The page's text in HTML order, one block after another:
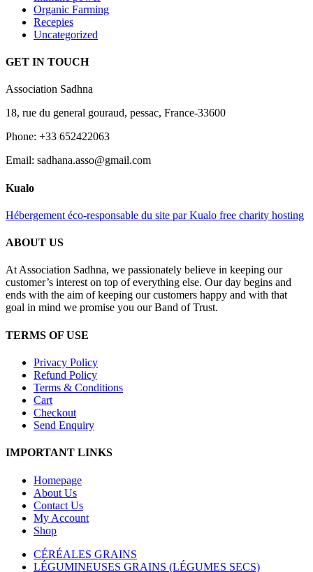
Organic Farming
Recepies
Uncategorized
GET IN TOUCH
Association Sadhna
18, rue du general gouraud, pessac, France-33600
Phone: +33 652422063
Email: sadhana.asso@gmail.com
Kualo
Hébergement éco-responsable du site par Kualo free charity hosting
ABOUT US
At Association Sadhna, we passionately believe in keeping our
customer’s interest on top of everything else. Our day begins and
ends with the aim of keeping our customers happy and with that
goal in mind we promise you our Band of Trust.
TERMS OF USE
Privacy Policy
Refund Policy
Terms & Conditions
Cart
Checkout
Send Enquiry
IMPORTANT LINKS
Homepage
About Us
Contact Us
My Account
Shop
CÉRÉALES GRAINS
LÉGUMINEUSES GRAINS (LÉGUMES SECS)